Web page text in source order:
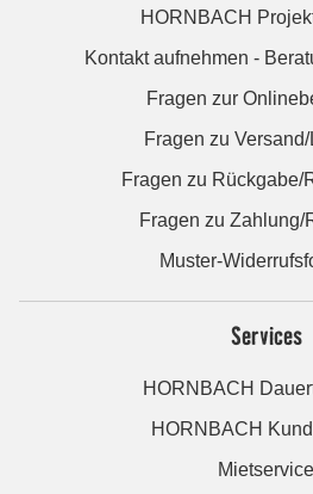
HORNBACH
Kontakt aufnehmen -
Fragen zur
Fragen zu
Fragen zu Rückgabe/
Fragen zu Zahlung/
Muster-
Services
HORNBACH
HORNBACH
Mietservice